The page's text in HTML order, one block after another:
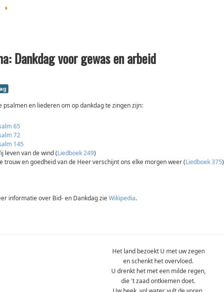
Dankdag voor gewas en arbeid
psalmen en liederen om op dankdag te zingen zijn:
65
72
145
leven van de wind (Liedboek 249)
trouw en goedheid van de Heer verschijnt ons elke morgen weer (Liedboek 375)
informatie over Bid- en Dankdag zieWikipedia.
Het land bezoekt U met uw zegen
en schenkt het overvloed.
U drenkt het met een milde regen,
die 't zaad ontkiemen doet.